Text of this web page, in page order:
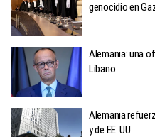
genocidio en
Alemania: una
Líbano
Alemania
y de EE. UU.